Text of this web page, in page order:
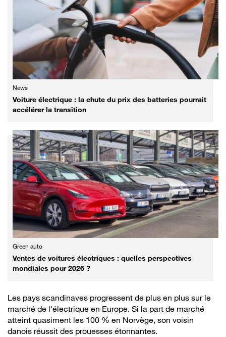
News
Voiture électrique : la chute du prix des batteries pourrait
accélérer la transition
Green auto
Ventes de voitures électriques : quelles perspectives
mondiales pour 2026 ?
Les pays scandinaves progressent de plus en plus sur le
marché de l'électrique en Europe. Si la part de marché
atteint quasiment les 100 % en Norvège, son voisin
danois réussit des prouesses étonnantes.